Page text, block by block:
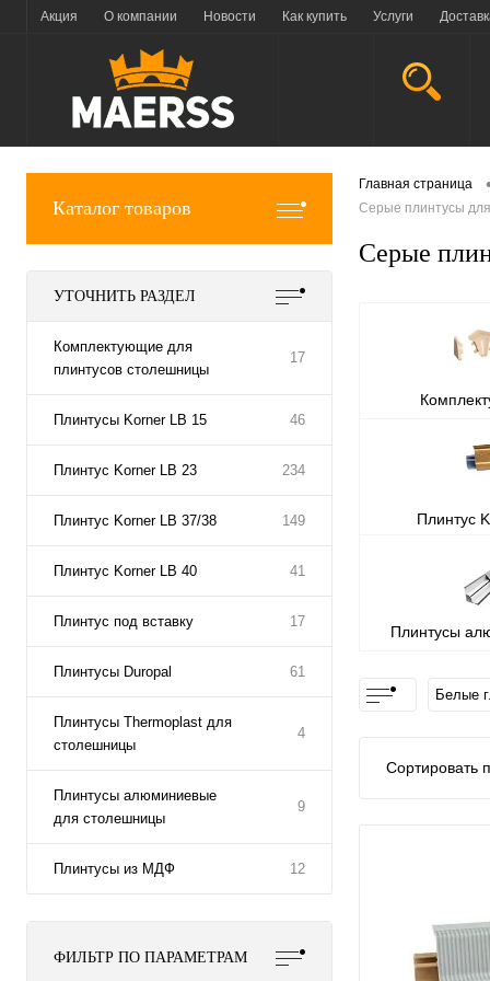
Акция О компании Новости Как купить Услуги
Каталог товаров
УТОЧНИТЬ РАЗДЕЛ
Комплектующие для
плинтусов столешницы
17
Плинтусы Korner LB 15 46
Плинтус Korner LB 23 234
Плинтус Korner LB 37/38 149
Плинтус Korner LB 40 41
Плинтус под вставку 17
Плинтусы Duropal 61
Плинтусы Thermoplast для
столешницы
4
Плинтусы алюминиевые
для столешницы
9
Плинтусы из МДФ 12
ФИЛЬТР ПО ПАРАМЕТРАМ
Главная страница
Серые плинтусы
Серые
Плинтус
Плинтусы
Белые
Сортировать